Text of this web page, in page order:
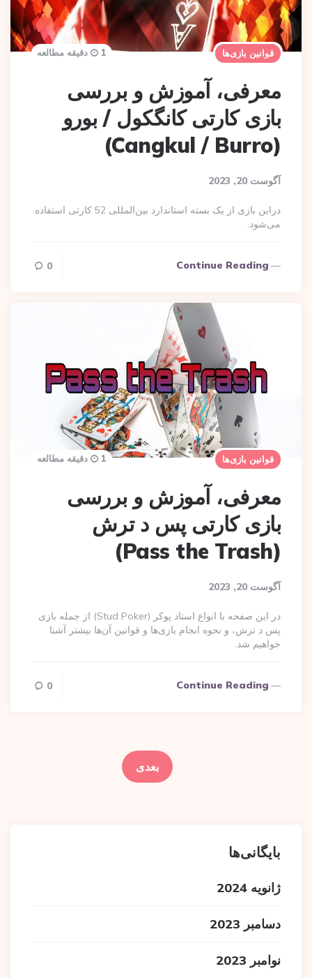
قوانین بازی‌ها
معرفی، آموزش و بررسی
بازی کارتی کانگکول / بورو
(Cangkul / Burro)
آگوست 20, 2023
1 دقیقه مطالعه
دراین بازی از یک بسته استاندارد بین‌المللی 52 کارتی استفاده
می‌شود.
Continue Reading
0
قوانین بازی‌ها
معرفی، آموزش و بررسی
بازی کارتی پس د ترش
(Pass the Trash)
آگوست 20, 2023
1 دقیقه مطالعه
در این صفحه با انواع استاد پوکر (Stud Poker) از جمله بازی
پس د ترش، و نحوه انجام بازی‌ها و قوانین آن‌ها بیشتر آشنا
خواهیم شد.
Continue Reading
0
بعدی
بایگانی‌ها
ژانویه 2024
دسامبر 2023
نوامبر 2023